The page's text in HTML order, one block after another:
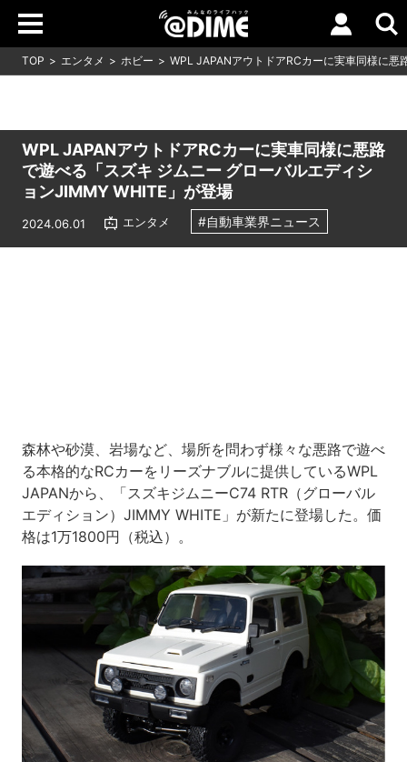
TOP エンタメ ホビー WPL JAPANアウトドアRCカーに実車同様に
WPL JAPANアウトドアRCカーに実車同様に悪路
で遊べる「スズキ ジムニー グローバルエディシ
ョンJIMMY WHITE」が登場
2024.06.01 エンタメ #自動車業界ニュース
森林や砂漠、岩場など、場所を問わず様々な悪路で遊べ
る本格的なRCカーをリーズナブルに提供しているWPL
JAPANから、「スズキジムニーC74 RTR（グローバル
エディション）JIMMY WHITE」が新たに登場した。価
格は1万1800円（税込）。